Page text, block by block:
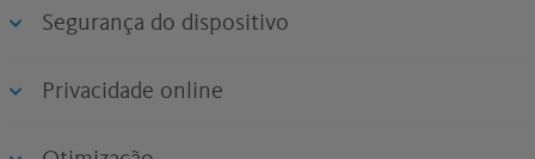
Segurança do dispositivo
Privacidade online